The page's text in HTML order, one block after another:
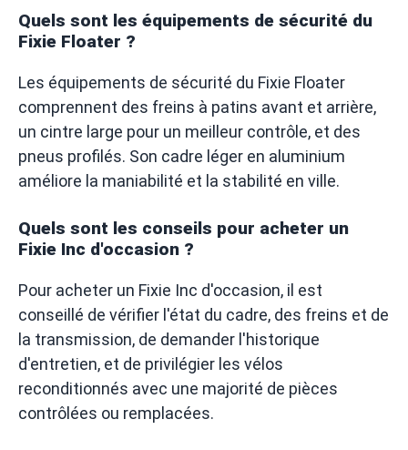
Quels sont les équipements de sécurité du
Fixie Floater ?
Les équipements de sécurité du Fixie Floater
comprennent des freins à patins avant et arrière,
un cintre large pour un meilleur contrôle, et des
pneus profilés. Son cadre léger en aluminium
améliore la maniabilité et la stabilité en ville.
Quels sont les conseils pour acheter un
Fixie Inc d'occasion ?
Pour acheter un Fixie Inc d'occasion, il est
conseillé de vérifier l'état du cadre, des freins et de
la transmission, de demander l'historique
d'entretien, et de privilégier les vélos
reconditionnés avec une majorité de pièces
contrôlées ou remplacées.